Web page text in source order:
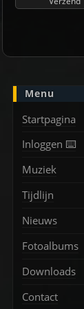
Menu
Startpagina
Inloggen ⌨️
Muziek
Tijdlijn
Nieuws
Fotoalbums
Downloads
Contact